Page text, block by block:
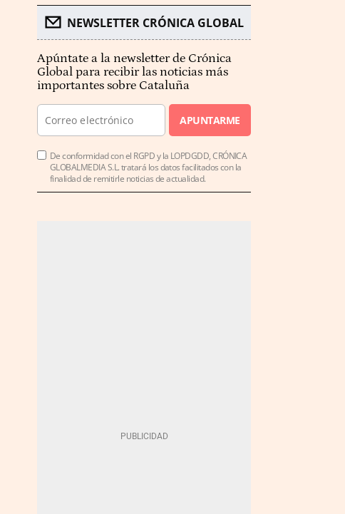
NEWSLETTER CRÓNICA GLOBAL
Apúntate a la newsletter de Crónica
Global para recibir las noticias más
importantes sobre Cataluña
APUNTARME
De conformidad con el RGPD y la LOPDGDD, CRÓNICA
GLOBALMEDIA S.L. tratará los datos facilitados con la
finalidad de remitirle noticias de actualidad.